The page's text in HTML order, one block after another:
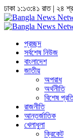
ঢাকা ১:১৩:৪২ রাত | ২৪
প্রচ্ছদ
সর্বশেষ নিউজ
বাংলাদেশ
জাতীয়
অপরাধ
অর্থনীতি
বিশেষ
রাজনীতি
আন্তর্জাতিক
খেলাধুলা
ক্রিকেট